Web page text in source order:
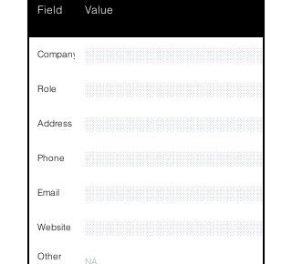
Email
Links NA
Field Value
Company
Role
Address
Phone
Email
Website ░░░░░░░░░░░░░░░░░░░░░
Other